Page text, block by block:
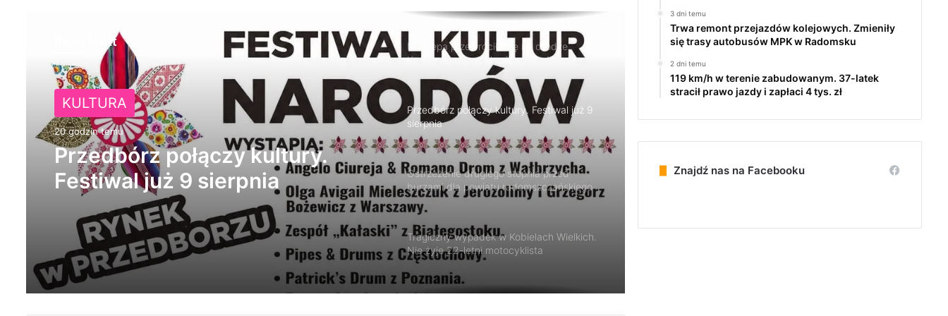
Read Next
KULTURA
20 godzin temu
Przedbórz połączy kultury.
Festiwal już 9 sierpnia
aresztu
Naczepa przewróciła się na drodze.
Kruszywo rozsypało się na jezdnię
Przedbórz połączy kultury. Festiwal już 9
sierpnia
Ostrzeżenie drugiego stopnia przed
burzami dla powiatu radomszczańskiego
Tragiczny wypadek w Kobielach Wielkich.
Nie żyje 22-letni motocyklista
PUP w Radomsku ogłasza nabór wniosków
3 dni temu
Trwa remont przejazdów kolejowych. Zmieniły
się trasy autobusów MPK w Radomsku
2 dni temu
119 km/h w terenie zabudowanym. 37-latek
stracił prawo jazdy i zapłaci 4 tys. zł
Znajdź nas na Facebooku